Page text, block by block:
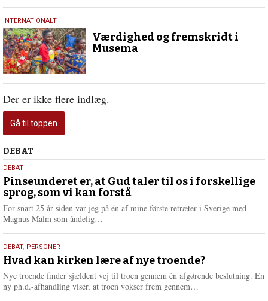
21.
juli
2025
INTERNATIONALT
Værdighed og fremskridt i
Musema
Der er ikke flere indlæg.
Gå til toppen
Debat
DEBAT
5.
august
2026
DEBAT
Pinseunderet er, at Gud taler til os i forskellige
sprog, som vi kan forstå
For snart 25 år siden var jeg på én af mine første retræter i Sverige med
Magnus Malm som åndelig…
e
r
e
25.
juli
2026
DEBAT, PERSONER
Hvad kan kirken lære af nye troende?
Nye troende finder sjældent vej til troen gennem én afgørende beslutning. En
ny ph.d.-afhandling viser, at troen vokser frem gennem…